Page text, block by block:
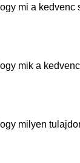
mi a kedvenc
mik a
milyen